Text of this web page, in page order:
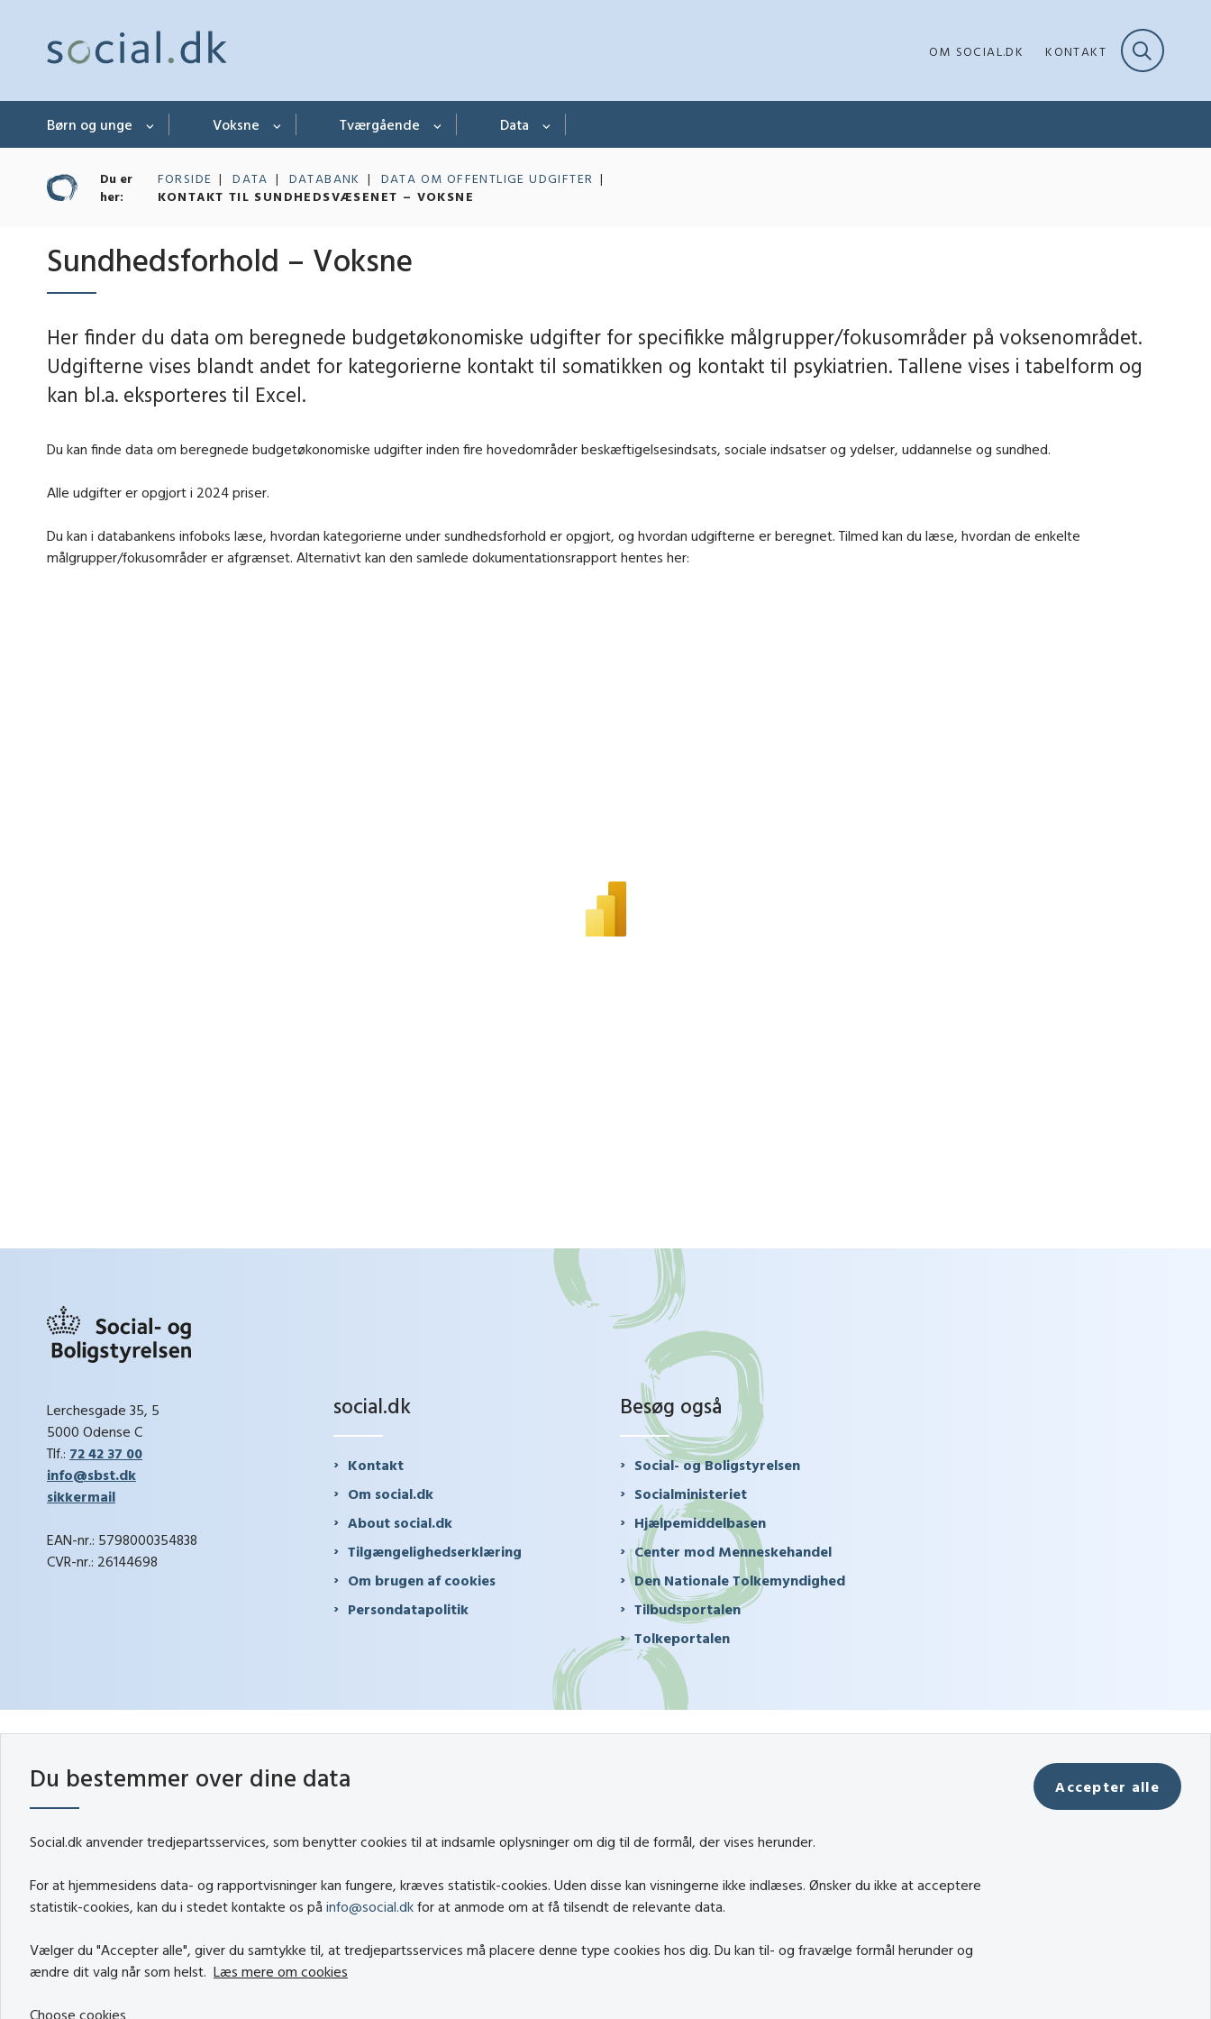
OM SOCIAL.DK KONTAKT
Børn og unge Voksne Tværgående Data
Du er
her:
FORSIDE DATA DATABANK
DATA OM OFFENTLIGE UDGIFTER
KONTAKT TIL SUNDHEDSVÆSENET – VOKSNE
Sundhedsforhold – Voksne
Her finder du data om beregnede budgetøkonomiske udgifter for specifikke målgrupper/fokusområder på voksenområdet.
Udgifterne vises blandt andet for kategorierne kontakt til somatikken og kontakt til psykiatrien. Tallene vises i tabelform og
kan bl.a. eksporteres til Excel.
Du kan finde data om beregnede budgetøkonomiske udgifter inden fire hovedområder beskæftigelsesindsats, sociale indsatser og ydelser, uddannelse og sundhed.
Alle udgifter er opgjort i 2024 priser.
Du kan i databankens infoboks læse, hvordan kategorierne under sundhedsforhold er opgjort, og hvordan udgifterne er beregnet. Tilmed kan du læse, hvordan de enkelte
målgrupper/fokusområder er afgrænset. Alternativt kan den samlede dokumentationsrapport hentes her:
Lerchesgade 35, 5
5000 Odense C
Tlf.: 72 42 37 00
info@sbst.dk
sikkermail
EAN-nr.: 5798000354838
CVR-nr.: 26144698
social.dk
Kontakt
Om social.dk
About social.dk
Tilgængelighedserklæring
Om brugen af cookies
Persondatapolitik
Besøg også
Social- og Boligstyrelsen
Socialministeriet
Hjælpemiddelbasen
Center mod Menneskehandel
Den Nationale Tolkemyndighed
Tilbudsportalen
Tolkeportalen
Du bestemmer over dine data
Social.dk anvender tredjepartsservices, som benytter cookies til at indsamle oplysninger om dig til de formål, der vises herunder.
For at hjemmesidens data- og rapportvisninger kan fungere, kræves statistik-cookies. Uden disse kan visningerne ikke indlæses. Ønsker du ikke at acceptere
statistik-cookies, kan du i stedet kontakte os på info@social.dk for at anmode om at få tilsendt de relevante data.
Vælger du "Accepter alle", giver du samtykke til, at tredjepartsservices må placere denne type cookies hos dig. Du kan til- og fravælge formål herunder og
ændre dit valg når som helst. Læs mere om cookies
Choose cookies
Accepter alle